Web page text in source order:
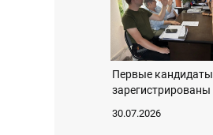
Первые кандидаты
зарегистрированы
30.07.2026